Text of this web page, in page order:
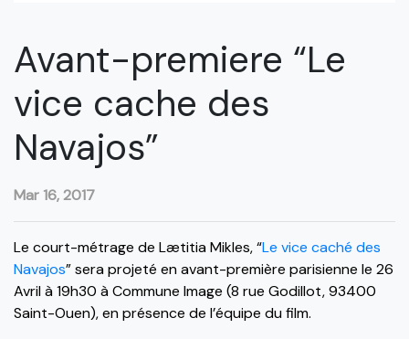
Avant-premiere “Le
vice cache des
Navajos”
Mar 16, 2017
Le court-métrage de Lætitia Mikles, “Le vice caché des
Navajos” sera projeté en avant-première parisienne le 26
Avril à 19h30 à Commune Image (8 rue Godillot, 93400
Saint-Ouen), en présence de l’équipe du film.